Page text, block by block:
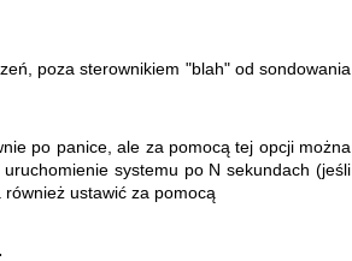
poza sterownikiem "blah" od sondowania
po panice, ale za pomocą tej opcji można
systemu po N sekundach (jeśli
ustawić za pomocą